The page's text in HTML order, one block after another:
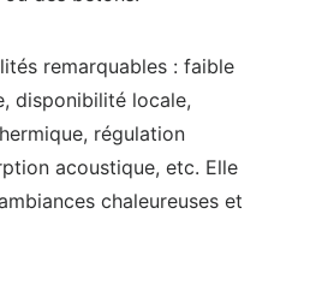
remarquables : faible
disponibilité locale,
régulation
acoustique, etc. Elle
chaleureuses et